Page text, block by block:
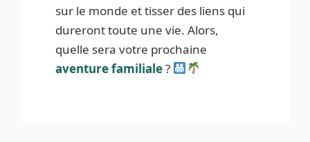
sur le monde et tisser des liens qui
dureront toute une vie. Alors,
quelle sera votre prochaine
aventure familiale?